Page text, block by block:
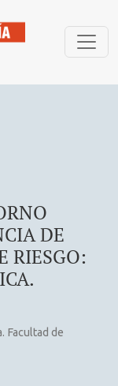
DE
RIESGO:
Facultad de